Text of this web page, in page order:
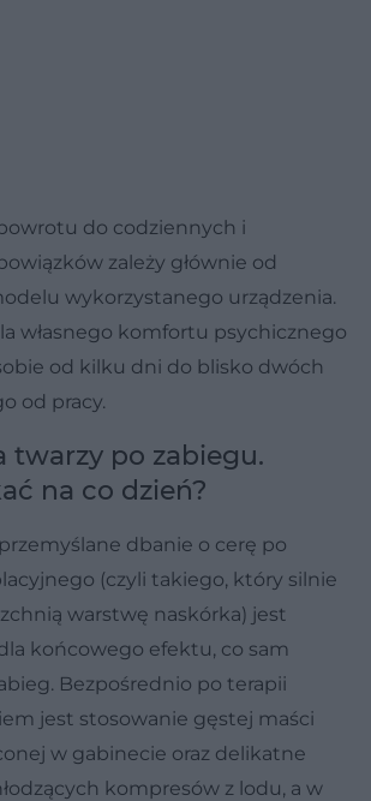
do codziennych i
zależy głównie od
wykorzystanego urządzenia.
własnego komfortu psychicznego
od kilku dni do blisko dwóch
od pracy.
twarzy po zabiegu.
na co dzień?
dbanie o cerę po
(czyli takiego, który silnie
warstwę naskórka) jest
końcowego efektu, co sam
Bezpośrednio po terapii
jest stosowanie gęstej maści
w gabinecie oraz delikatne
kompresów z lodu, a w